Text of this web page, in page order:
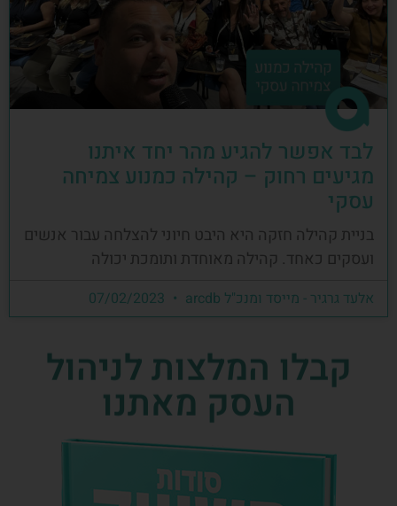
לבד אפשר להגיע מהר יחד איתנו
מגיעים רחוק – קהילה כמנוע צמיחה
עסקי
בניית קהילה חזקה היא היבט חיוני להצלחה עבור אנשים
ועסקים כאחד. קהילה מאוחדת ותומכת יכולה
אלעד גרגיר - מייסד ומנכ"ל arcdb
קבלו המלצות לניהול
העסק מאתנו